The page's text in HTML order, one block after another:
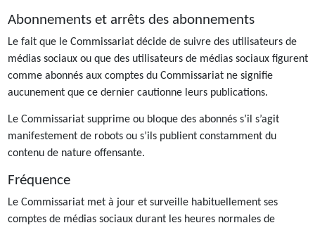
Abonnements et arrêts des abonnements
Le fait que le Commissariat décide de suivre des utilisateurs de
médias sociaux ou que des utilisateurs de médias sociaux figurent
comme abonnés aux comptes du Commissariat ne signifie
aucunement que ce dernier cautionne leurs publications.
Le Commissariat supprime ou bloque des abonnés s’il s’agit
manifestement de robots ou s’ils publient constamment du
contenu de nature offensante.
Fréquence
Le Commissariat met à jour et surveille habituellement ses
comptes de médias sociaux durant les heures normales de